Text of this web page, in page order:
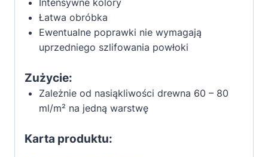
Intensywne kolory
Łatwa obróbka
Ewentualne poprawki nie wymagają
uprzedniego szlifowania powłoki
Zużycie:
Zależnie od nasiąkliwości drewna 60 – 80
ml/m² na jedną warstwę
Karta produktu: